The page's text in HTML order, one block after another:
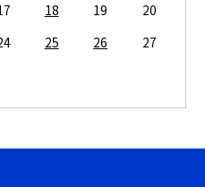
18 19
20
25 26
27